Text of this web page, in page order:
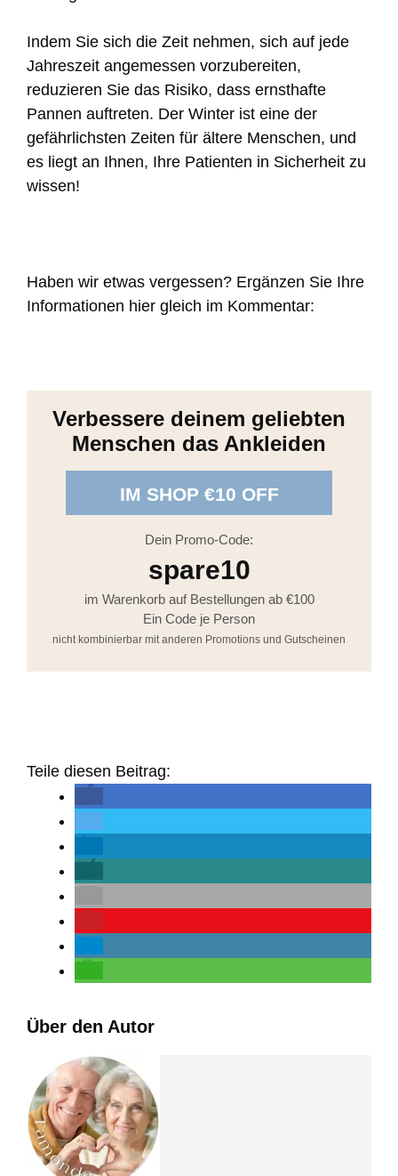
Indem Sie sich die Zeit nehmen, sich auf jede
Jahreszeit angemessen vorzubereiten,
reduzieren Sie das Risiko, dass ernsthafte
Pannen auftreten. Der Winter ist eine der
gefährlichsten Zeiten für ältere Menschen, und
es liegt an Ihnen, Ihre Patienten in Sicherheit zu
wissen!
Haben wir etwas vergessen? Ergänzen Sie Ihre
Informationen hier gleich im Kommentar:
Verbessere deinem geliebten
Menschen das Ankleiden
IM SHOP €10 OFF
Dein Promo-Code:
spare10
im Warenkorb auf Bestellungen ab €100
Ein Code je Person
nicht kombinierbar mit anderen Promotions und Gutscheinen
Teile diesen Beitrag:
Über den Autor